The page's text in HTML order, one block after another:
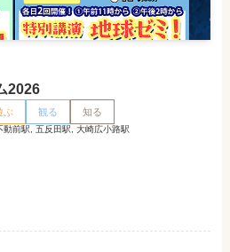
2026
ぶ 観る 知る
動前駅, 五反田駅, 大崎広小路駅